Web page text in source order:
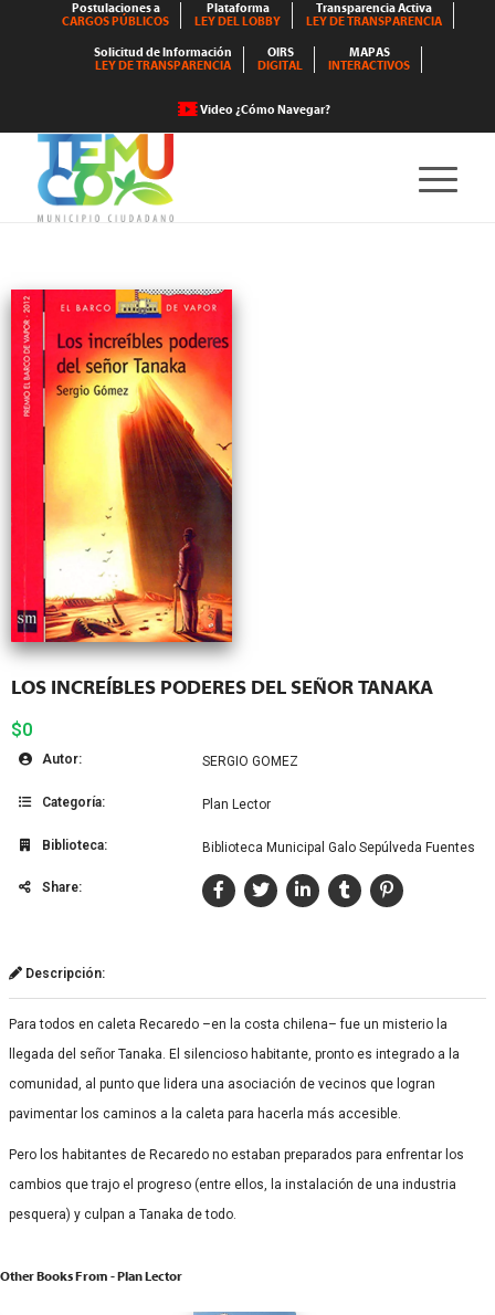
Postulaciones a
CARGOS PÚBLICOS
Plataforma
LEY DEL LOBBY
Transparencia Activa
LEY DE TRANSPARENCIA
Solicitud de Información
LEY DE TRANSPARENCIA
OIRS
DIGITAL
MAPAS
INTERACTIVOS
Video ¿Cómo Navegar?
LOS INCREÍBLES PODERES DEL SEÑOR TANAKA
$0
Autor: SERGIO GOMEZ
Categoría: Plan Lector
Biblioteca: Biblioteca Municipal Galo Sepúlveda Fuentes
Share:
Descripción:
Para todos en caleta Recaredo –en la costa chilena– fue un misterio la
llegada del señor Tanaka. El silencioso habitante, pronto es integrado a la
comunidad, al punto que lidera una asociación de vecinos que logran
pavimentar los caminos a la caleta para hacerla más accesible.
Pero los habitantes de Recaredo no estaban preparados para enfrentar los
cambios que trajo el progreso (entre ellos, la instalación de una industria
pesquera) y culpan a Tanaka de todo.
Other Books From - Plan Lector